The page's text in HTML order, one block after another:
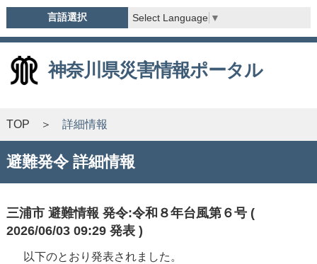
言語選択 Select Language ▼
神奈川県災害情報ポータル
TOP 詳細情報
避難発令 詳細情報
三浦市 避難情報 発令:令和８年台風第６号 (
2026/06/03 09:29 発表 )
以下のとおり発表されました。